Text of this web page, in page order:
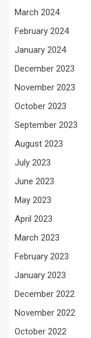
March 2024
February 2024
January 2024
December 2023
November 2023
October 2023
September 2023
August 2023
July 2023
June 2023
May 2023
April 2023
March 2023
February 2023
January 2023
December 2022
November 2022
October 2022